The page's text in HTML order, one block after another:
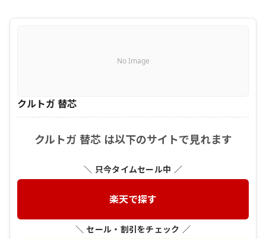
No Image
クルトガ 替芯
クルトガ 替芯 は以下のサイトで見れます
＼ 只今タイムセール中 ／
楽天で探す
＼ セール・割引をチェック ／